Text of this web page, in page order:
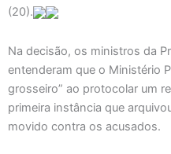
(20).
Na decisão, os ministros da
entenderam que o Ministério
grosseiro” ao protocolar um
primeira instância que
movido contra os acusados.